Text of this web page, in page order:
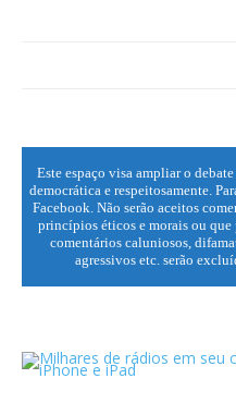
Este espaço visa ampliar o
democrática e respeitosamente.
Facebook. Não serão aceitos
princípios éticos e morais ou
comentários caluniosos,
agressivos etc. serão